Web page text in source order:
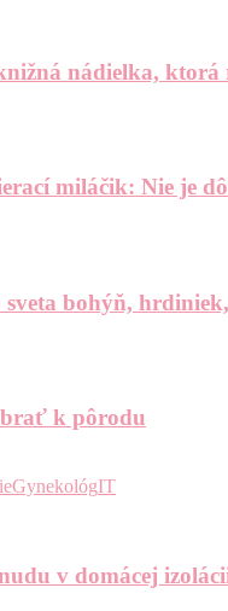
nádielka, ktorá
miláčik: Nie je
sveta bohýň,
k pôrodu
GynekológIT
v domácej